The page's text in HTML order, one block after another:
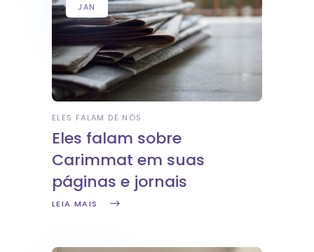
JAN
ELES FALAM DE NÓS
Eles falam sobre
Carimmat em suas
páginas e jornais
LEIA MAIS